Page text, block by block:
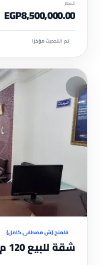
السعر
EGP8,500,000.00
تم التحديث مؤخرًا
فلمنج (ش مصطفي كامل)
شقة للبيع 120 م فلمنج (ش مصطفي كامل)